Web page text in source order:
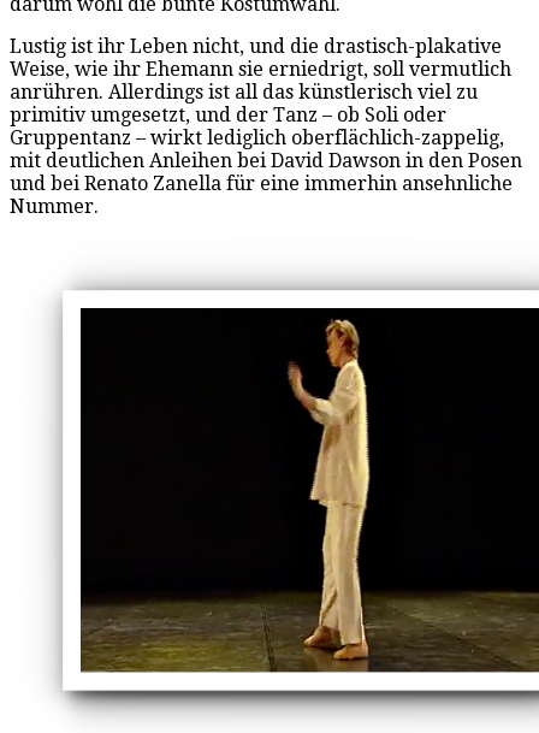
Lustig ist ihr Leben nicht, und die drastisch-plakative
Weise, wie ihr Ehemann sie erniedrigt, soll vermutlich
anrühren. Allerdings ist all das künstlerisch viel zu
primitiv umgesetzt, und der Tanz – ob Soli oder
Gruppentanz – wirkt lediglich oberflächlich-zappelig,
mit deutlichen Anleihen bei David Dawson in den Posen
und bei Renato Zanella für eine immerhin ansehnliche
Nummer.